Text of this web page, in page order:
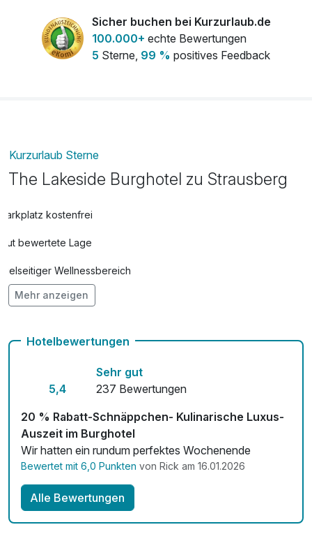
Balancekosmetik
pro Person (65 Minuten)
Fußmassage 51,00 €
Rückenmassage
Strauß Blumen
Sicher buchen bei Kurzurlaub.de
100.000+ echte Bewertungen
5 Sterne, 99 % positives Feedback
Kurzurlaub Sterne
The Lakeside Burghotel zu Strausberg
Parkplatz kostenfrei
Gut bewertete Lage
Vielseitiger Wellnessbereich
Hunde im Hotel erlaubt für 22,50 € pro Stück / Tag
Kostenloses W-LAN
Zimmerservice verfügbar
Mit Hotelbar
Mehr anzeigen
Hotelbewertungen
5,4
Sehr gut
237 Bewertungen
20 % Rabatt-Schnäppchen- Kulinarische Luxus-
Auszeit im Burghotel
Wir hatten ein rundum perfektes Wochenende
Bewertet mit 6,0 Punkten von Rick am 16.01.2026
Alle Bewertungen